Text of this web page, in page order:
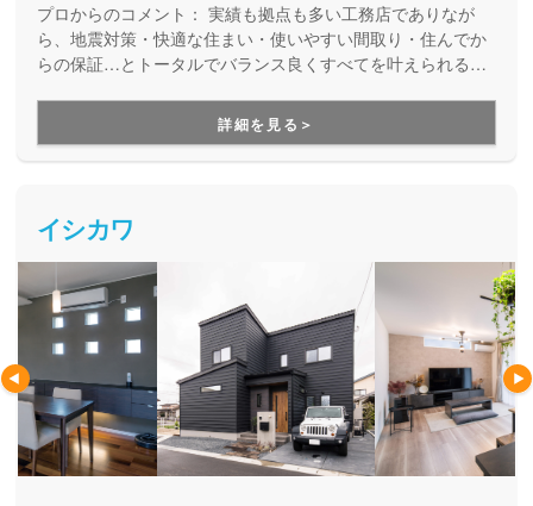
プロからのコメント： 実績も拠点も多い工務店でありなが
ら、地震対策・快適な住まい・使いやすい間取り・住んでか
らの保証…とトータルでバランス良くすべてを叶えられる家
用できる間取り提案も得意なので、末長く安心して暮らせる
住まいをお求めの方、安心できるプロにまるっとお任せした
い方にもお勧めしています。
詳細を見る＞
イシカワ